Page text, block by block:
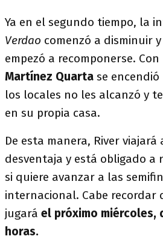
Ya en el segundo tiempo, la
Verdao comenzó a disminuir
empezó a recomponerse.
Martínez Quarta se
los locales no les alcanzó y
en su propia casa.
De esta manera, River viajará
desventaja y está obligado a
si quiere avanzar a las
internacional. Cabe recordar
jugará el próximo miércoles,
horas.